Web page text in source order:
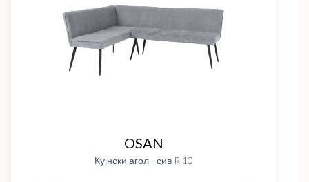
OSAN
Кујнски агол - сив R 10